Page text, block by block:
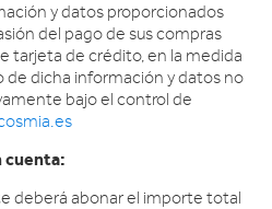
y datos proporcionados
del pago de sus compras
tarjeta de crédito, en la medida
dicha información y datos no
bajo el control de
cuenta:
deberá abonar el importe total